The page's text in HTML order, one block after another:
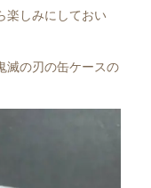
楽しみにしておい
滅の刃の缶ケースの